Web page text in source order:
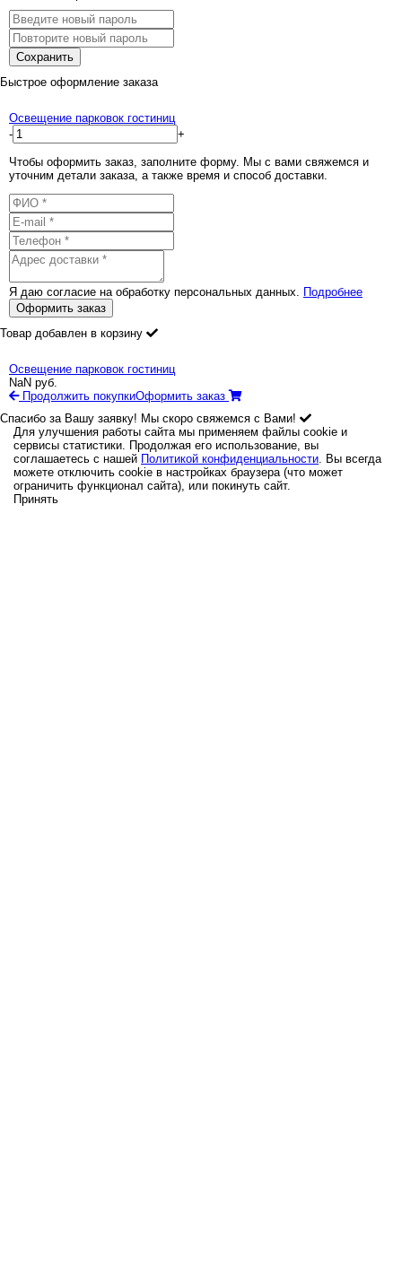
Сохранить
Быстрое оформление заказа
Освещение парковок гостиниц
-
+
Чтобы оформить заказ, заполните форму. Мы с вами свяжемся и
уточним детали заказа, а также время и способ доставки.
Я даю согласие на обработку персональных данных.
Подробнее
Оформить заказ
Товар добавлен в корзину
Освещение парковок гостиниц
NaN руб.
Продолжить покупкиОформить заказ
Спасибо за Вашу заявку! Мы скоро свяжемся с Вами!
Для улучшения работы сайта мы применяем файлы cookie и
сервисы статистики. Продолжая его использование, вы
соглашаетесь с нашей Политикой конфиденциальности . Вы всегда
можете отключить cookie в настройках браузера (что может
ограничить функционал сайта), или покинуть сайт.
Принять